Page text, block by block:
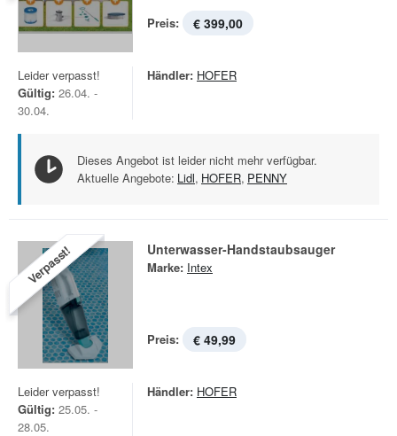
Preis: € 399,00
Leider verpasst!
Gültig: 26.04. -
30.04.
Händler: HOFER
Dieses Angebot ist leider nicht mehr verfügbar.
Aktuelle Angebote: Lidl, HOFER, PENNY
Verpasst! Unterwasser-Handstaubsauger
Marke: Intex
Preis: € 49,99
Leider verpasst!
Gültig: 25.05. -
28.05.
Händler: HOFER